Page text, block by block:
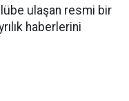
ulaşan resmi bir
haberlerini